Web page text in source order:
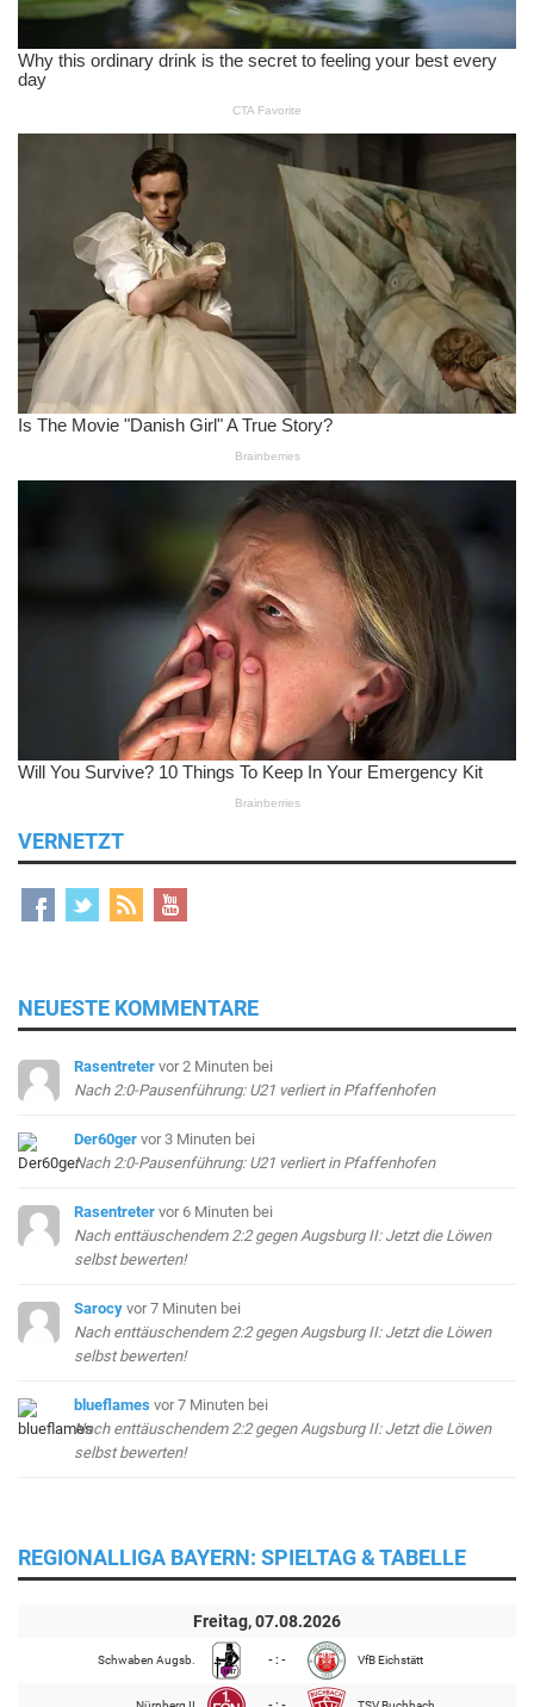
VERNETZT
NEUESTE KOMMENTARE
Rasentreter vor 2 Minuten bei
Nach 2:0-Pausenführung: U21 verliert in Pfaffenhofen
Der60ger vor 3 Minuten bei
Nach 2:0-Pausenführung: U21 verliert in Pfaffenhofen
Rasentreter vor 6 Minuten bei
Nach enttäuschendem 2:2 gegen Augsburg II: Jetzt die Löwen
selbst bewerten!
Sarocy vor 7 Minuten bei
Nach enttäuschendem 2:2 gegen Augsburg II: Jetzt die Löwen
selbst bewerten!
blueflames vor 7 Minuten bei
Nach enttäuschendem 2:2 gegen Augsburg II: Jetzt die Löwen
selbst bewerten!
REGIONALLIGA BAYERN: SPIELTAG & TABELLE
Freitag, 07.08.2026
Schwaben Augsb. - : - VfB Eichstätt